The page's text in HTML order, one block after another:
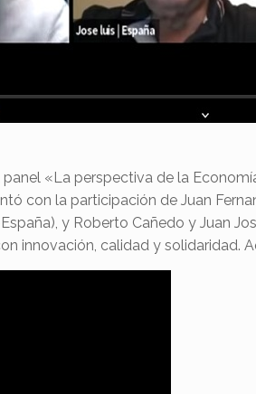
«La perspectiva de la
con la participación de Juan
y Roberto Cañedo y Juan
innovación, calidad y solidaridad.